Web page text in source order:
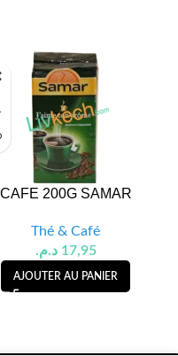
CAFE 200G SAMAR
Thé & Café
17,95 د.م.
AJOUTER AU PANIER